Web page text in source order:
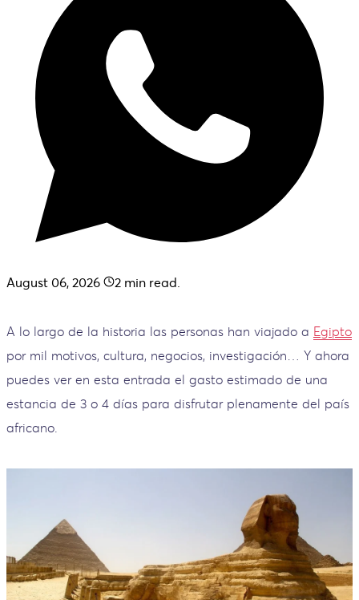
August 06, 2026 2 min read.
A lo largo de la historia las personas han viajado a Egipto
por mil motivos, cultura, negocios, investigación… Y ahora
puedes ver en esta entrada el gasto estimado de una
estancia de 3 o 4 días para disfrutar plenamente del país
africano.